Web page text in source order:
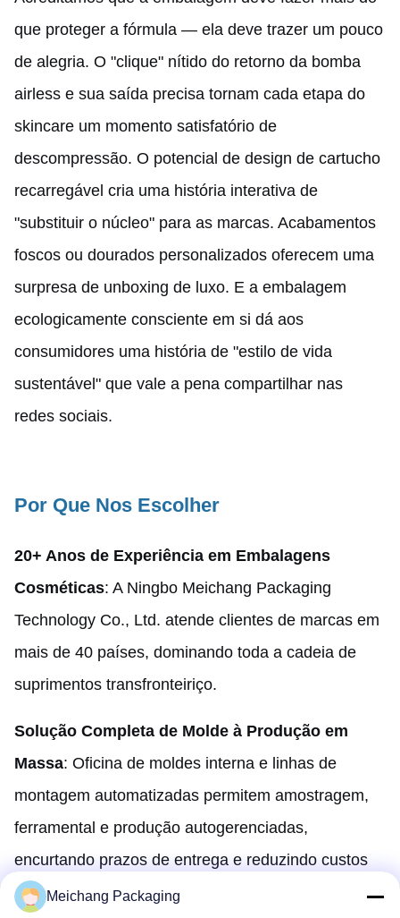
que proteger a fórmula — ela deve trazer um pouco
de alegria. O "clique" nítido do retorno da bomba
airless e sua saída precisa tornam cada etapa do
skincare um momento satisfatório de
descompressão. O potencial de design de cartucho
recarregável cria uma história interativa de
"substituir o núcleo" para as marcas. Acabamentos
foscos ou dourados personalizados oferecem uma
surpresa de unboxing de luxo. E a embalagem
ecologicamente consciente em si dá aos
consumidores uma história de "estilo de vida
sustentável" que vale a pena compartilhar nas
redes sociais.
Por Que Nos Escolher
20+ Anos de Experiência em Embalagens
Cosméticas: A Ningbo Meichang Packaging
Technology Co., Ltd. atende clientes de marcas em
mais de 40 países, dominando toda a cadeia de
suprimentos transfronteiriço.
Solução Completa de Molde à Produção em
Massa: Oficina de moldes interna e linhas de
montagem automatizadas permitem amostragem,
ferramental e produção autogerenciadas,
encurtando prazos de entrega e reduzindo custos
de comunicação.
Meichang Packaging